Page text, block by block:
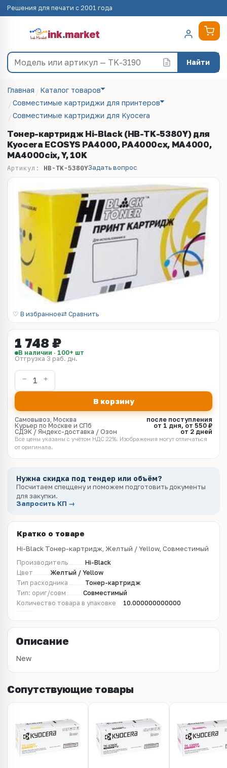
Решения для печати с 2001 года
ink.market
Найти
Главная
Каталог товаров
Совместимые картриджи для принтеров
Совместимые картриджи для Kyocera
Тонер-картридж Hi-Black (HB-TK-5380Y) для
Kyocera ECOSYS PA4000, PA4000cx, MA4000,
MA4000cix, Y, 10K
Артикул: HB-TK-5380YЗадать вопрос
♡ В избранное⇄ Сравнить
1 748 ₽
В наличии · 100+ шт
Отгрузка 3 раб. дн.
В корзину
Самовывоз, Москва
после поступления
Курьер по Москве и СПб
от 1 дня, от 550 ₽
СДЭК / Яндекс-доставка / Озон
от 2 дней
Все цены указаны с учётом НДС 22%. Изображения могут отличаться
от оригинала.
Нужна скидка под тендер или объём?
Посчитаем спеццену и поможем подготовить документы
для закупки.
Запросить КП →
Кратко о товаре
Hi-Black Тонер-картридж, Желтый / Yellow, Совместимый
Производитель
Hi-Black
Цвет
Желтый / Yellow
Тип расходника
Тонер-картридж
Тип: ориг/совм
Совместимый
Количество товара в упаковке
10.000000000000
Описание
New
Сопутствующие товары